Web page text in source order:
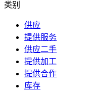
类别
供应
提供服务
供应二手
提供加工
提供合作
库存